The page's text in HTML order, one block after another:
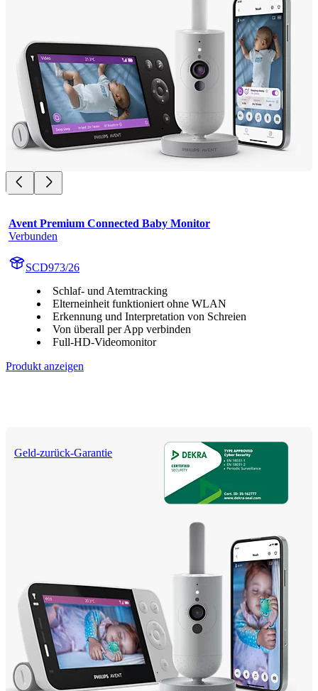
Avent Premium Connected Baby Monitor
Verbunden
SCD973/26
Schlaf- und Atemtracking
Elterneinheit funktioniert ohne WLAN
Erkennung und Interpretation von Schreien
Von überall per App verbinden
Full-HD-Videomonitor
Produkt anzeigen
Geld-zurück-Garantie